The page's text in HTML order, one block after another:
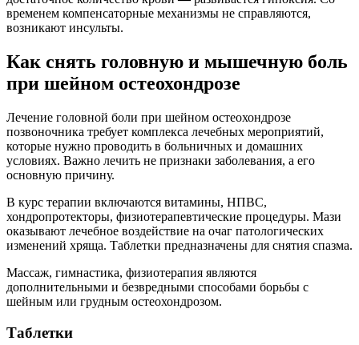
временем компенсаторные механизмы не справляются,
возникают инсульты.
Как снять головную и мышечную боль
при шейном остеохондрозе
Лечение головной боли при шейном остеохондрозе
позвоночника требует комплекса лечебных мероприятий,
которые нужно проводить в больничных и домашних
условиях. Важно лечить не признаки заболевания, а его
основную причину.
В курс терапии включаются витамины, НПВС,
хондропротекторы, физиотерапевтические процедуры. Мази
оказывают лечебное воздействие на очаг патологических
изменений хряща. Таблетки предназначены для снятия спазма.
Массаж, гимнастика, физиотерапия являются
дополнительными и безвредными способами борьбы с
шейным или грудным остеохондрозом.
Таблетки